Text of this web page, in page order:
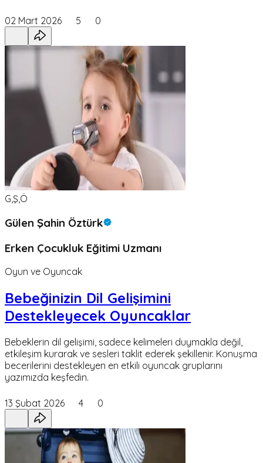
02 Mart 2026 5 0
G,Ş,Ö
Gülen Şahin Öztürk
Erken Çocukluk Eğitimi Uzmanı
Oyun ve Oyuncak
Bebeğinizin Dil Gelişimini
Destekleyecek Oyuncaklar
Bebeklerin dil gelişimi, sadece kelimeleri duymakla değil,
etkileşim kurarak ve sesleri taklit ederek şekillenir. Konuşma
becerilerini destekleyen en etkili oyuncak gruplarını
yazımızda keşfedin.
13 Şubat 2026 4 0